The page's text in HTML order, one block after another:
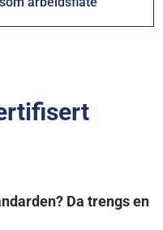
Da trengs en